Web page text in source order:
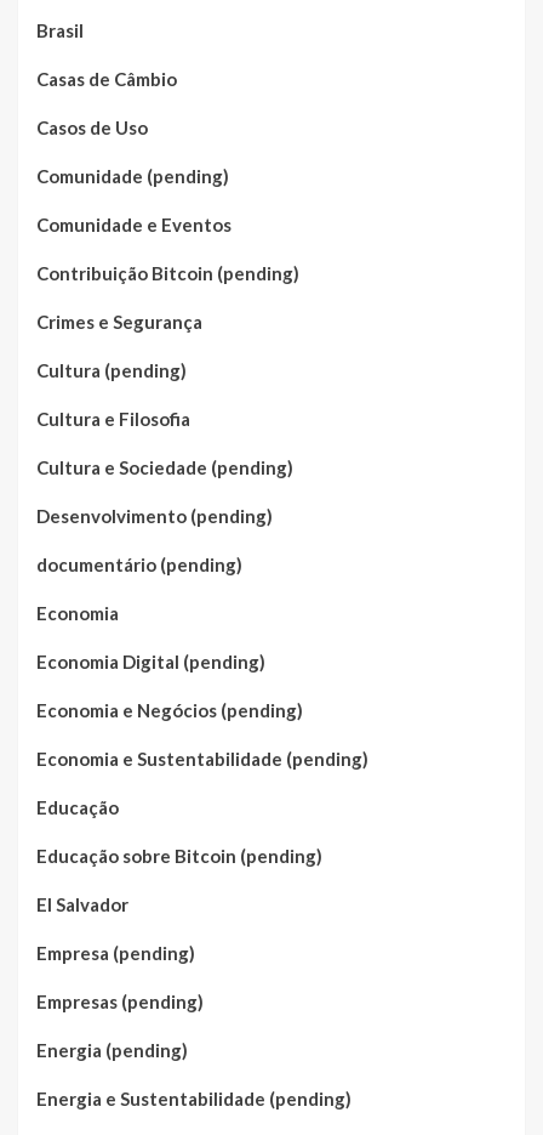
Brasil
Casas de Câmbio
Casos de Uso
Comunidade (pending)
Comunidade e Eventos
Contribuição Bitcoin (pending)
Crimes e Segurança
Cultura (pending)
Cultura e Filosofia
Cultura e Sociedade (pending)
Desenvolvimento (pending)
documentário (pending)
Economia
Economia Digital (pending)
Economia e Negócios (pending)
Economia e Sustentabilidade (pending)
Educação
Educação sobre Bitcoin (pending)
El Salvador
Empresa (pending)
Empresas (pending)
Energia (pending)
Energia e Sustentabilidade (pending)